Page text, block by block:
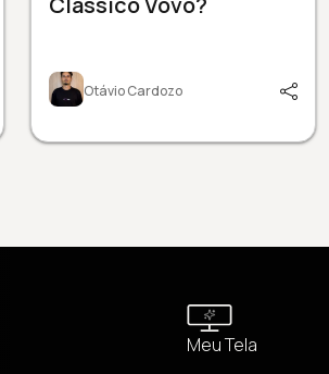
Otávio Cardozo
Meu Tela